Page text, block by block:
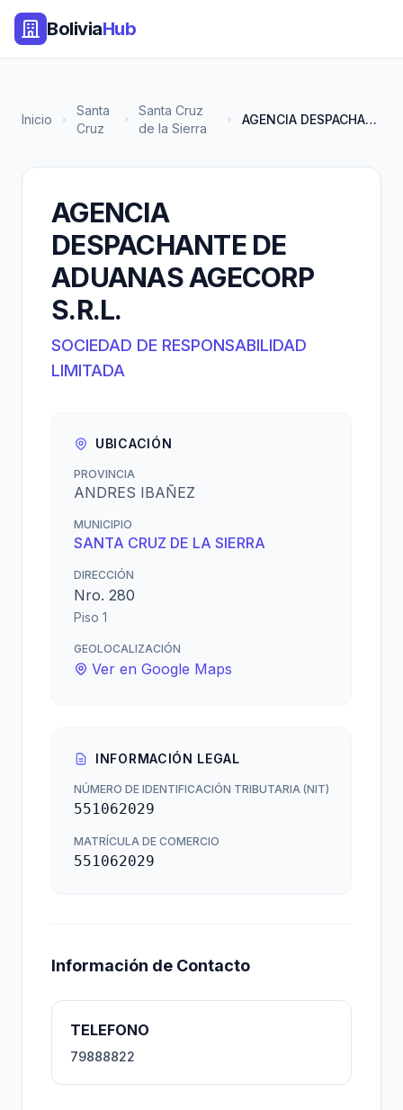
BoliviaHub
Inicio
Santa
Cruz
Santa Cruz
de la Sierra
AGENCIA DESPACHANTE DE ADUANAS...
AGENCIA
DESPACHANTE DE
ADUANAS AGECORP
S.R.L.
SOCIEDAD DE RESPONSABILIDAD
LIMITADA
UBICACIÓN
PROVINCIA
ANDRES IBAÑEZ
MUNICIPIO
SANTA CRUZ DE LA SIERRA
DIRECCIÓN
Nro. 280
Piso 1
GEOLOCALIZACIÓN
Ver en Google Maps
INFORMACIÓN LEGAL
NÚMERO DE IDENTIFICACIÓN TRIBUTARIA (NIT)
551062029
MATRÍCULA DE COMERCIO
551062029
Información de Contacto
TELEFONO
79888822